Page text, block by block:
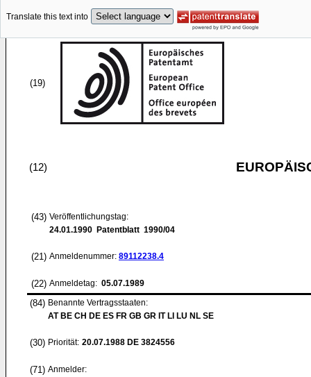
Translate this text into
(19)
(12)
(43) Veröffentlichungstag:
24.01.1990 Patentblatt 1990/04
(21) Anmeldenummer: 89112238.4
(22) Anmeldetag: 05.07.1989
(84) Benannte Vertragsstaaten:
AT BE CH DE ES FR GB GR IT LI LU NL SE
(30) Priorität: 20.07.1988 DE 3824556
(71) Anmelder: